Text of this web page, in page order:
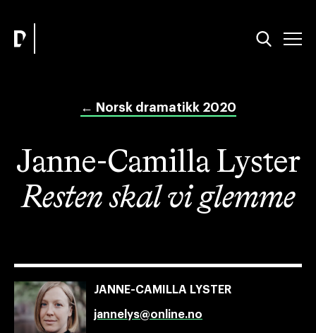
← Norsk dramatikk 2020
Janne-Camilla Lyster
Resten skal vi glemme
JANNE-CAMILLA LYSTER
jannelys@online.no